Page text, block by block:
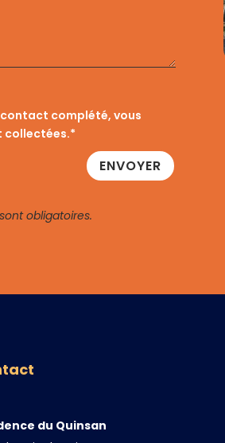
complété, vous
collectées.*
ENVOYER
obligatoires.
du Quinsan